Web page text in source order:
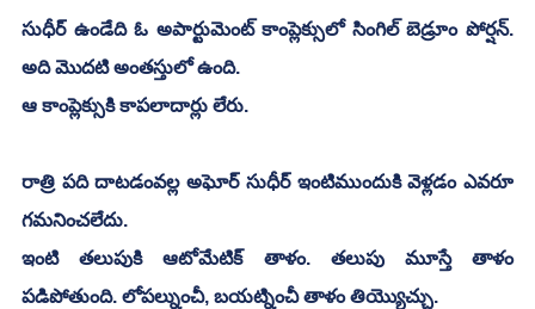
సుధీర్ ఉండేది ఓ అపార్టుమెంట్ కాంప్లెక్సులో సింగిల్ బెడ్రూం పోర్షన్.
అది మొదటి అంతస్తులో ఉంది.
ఆ కాంప్లెక్సుకి కాపలాదార్లు లేరు.
రాత్రి పది దాటడంవల్ల అఘోర్ సుధీర్ ఇంటిముందుకి వెళ్లడం ఎవరూ
గమనించలేదు.
ఇంటి తలుపుకి ఆటోమేటిక్ తాళం. తలుపు మూస్తే తాళం
పడిపోతుంది. లోపల్నుంచీ, బయట్నించీ తాళం తియ్యొచ్చు.